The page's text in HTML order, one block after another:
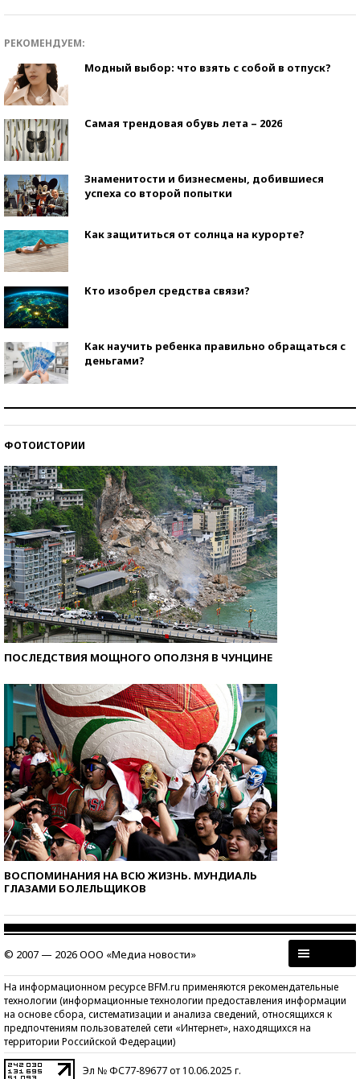
РЕКОМЕНДУЕМ:
Модный выбор: что взять с собой в отпуск?
Самая трендовая обувь лета – 2026
Знаменитости и бизнесмены, добившиеся
успеха со второй попытки
Как защититься от солнца на курорте?
Кто изобрел средства связи?
Как научить ребенка правильно обращаться с
деньгами?
ФОТОИСТОРИИ
ПОСЛЕДСТВИЯ МОЩНОГО ОПОЛЗНЯ В ЧУНЦИНЕ
ВОСПОМИНАНИЯ НА ВСЮ ЖИЗНЬ. МУНДИАЛЬ
ГЛАЗАМИ БОЛЕЛЬЩИКОВ
© 2007 — 2026 ООО «Медиа новости»
На информационном ресурсе BFM.ru применяются рекомендательные
технологии (информационные технологии предоставления информации
на основе сбора, систематизации и анализа сведений, относящихся к
предпочтениям пользователей сети «Интернет», находящихся на
территории Российской Федерации)
Эл № ФС77-89677 от 10.06.2025 г.